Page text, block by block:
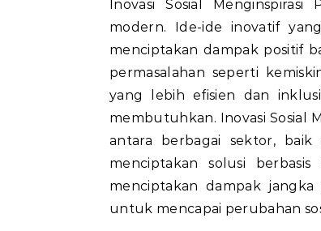
Inovasi Sosial Menginspirasi Perubahan yang signifikan dalam kehidupan masyarakat
modern. Ide-ide inovatif
menciptakan dampak positif
permasalahan seperti
yang lebih efisien dan
membutuhkan. Inovasi Sosial
antara berbagai sektor, baik
menciptakan solusi
menciptakan dampak
untuk mencapai perubahan